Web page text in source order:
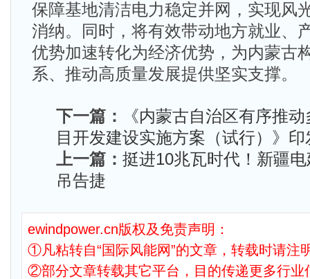
保障基地清洁电力稳定并网，实现风
消纳。同时，将有效带动地方就业、
优势加速转化为经济优势，为内蒙古
系、推动高质量发展提供坚实支撑。
下一篇：
《内蒙古自治区有序推
目开发建设实施方案（试行）》印
上一篇： 挺进10兆瓦时代！新疆
吊告捷
ewindpower.cn版权及免责声明：
①凡粘转自“国际风能网”的文章，转载时请注
②部分文章转载其它平台，目的传递更多行业